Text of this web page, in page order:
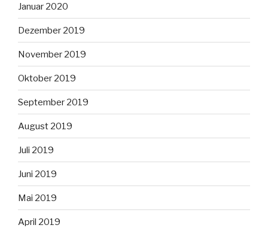
Januar 2020
Dezember 2019
November 2019
Oktober 2019
September 2019
August 2019
Juli 2019
Juni 2019
Mai 2019
April 2019